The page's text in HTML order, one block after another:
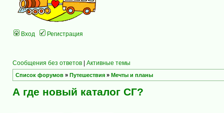
Вход Регистрация
Сообщения без ответов | Активные темы
Список форумов » Путешествия » Мечты и планы
А где новый каталог СГ?